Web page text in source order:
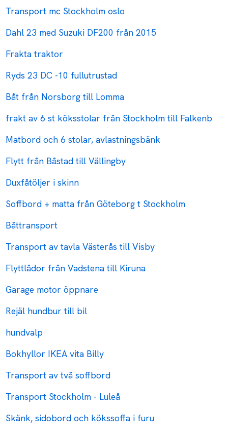
Transport mc Stockholm oslo
Dahl 23 med Suzuki DF200 från 2015
Frakta traktor
Ryds 23 DC -10 fullutrustad
Båt från Norsborg till Lomma
frakt av 6 st köksstolar från Stockholm till Falkenb
Matbord och 6 stolar, avlastningsbänk
Flytt från Båstad till Vällingby
Duxfåtöljer i skinn
Soffbord + matta från Göteborg t Stockholm
Båttransport
Transport av tavla Västerås till Visby
Flyttlådor från Vadstena till Kiruna
Garage motor öppnare
Rejäl hundbur till bil
hundvalp
Bokhyllor IKEA vita Billy
Transport av två soffbord
Transport Stockholm - Luleå
Skänk, sidobord och kökssoffa i furu